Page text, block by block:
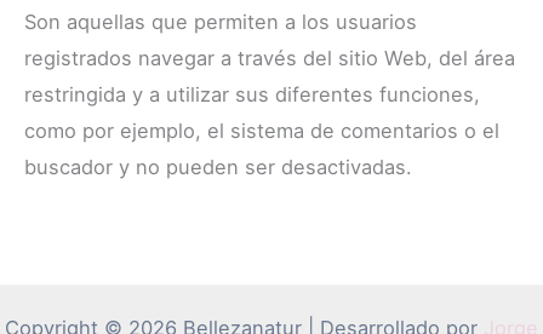
Son aquellas que permiten a los usuarios
registrados navegar a través del sitio Web, del área
restringida y a utilizar sus diferentes funciones,
como por ejemplo, el sistema de comentarios o el
buscador y no pueden ser desactivadas.
Copyright © 2026 Bellezanatur | Desarrollado por Jorge